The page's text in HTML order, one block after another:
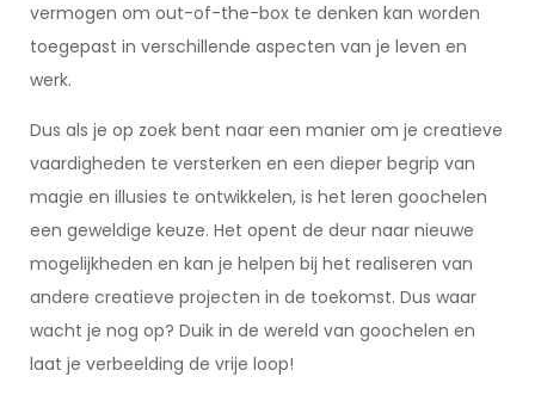
vermogen om out-of-the-box te denken kan worden
toegepast in verschillende aspecten van je leven en
werk.
Dus als je op zoek bent naar een manier om je creatieve
vaardigheden te versterken en een dieper begrip van
magie en illusies te ontwikkelen, is het leren goochelen
een geweldige keuze. Het opent de deur naar nieuwe
mogelijkheden en kan je helpen bij het realiseren van
andere creatieve projecten in de toekomst. Dus waar
wacht je nog op? Duik in de wereld van goochelen en
laat je verbeelding de vrije loop!